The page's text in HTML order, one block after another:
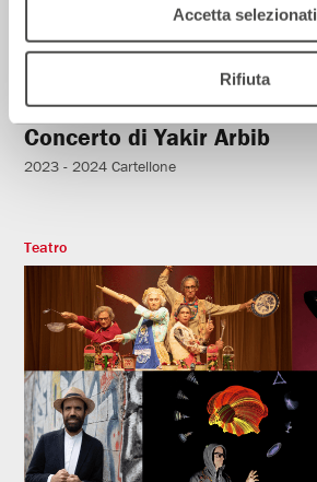
Accetta selezionati
Rifiuta
Concerto di Yakir Arbib
2023 - 2024 Cartellone
Teatro